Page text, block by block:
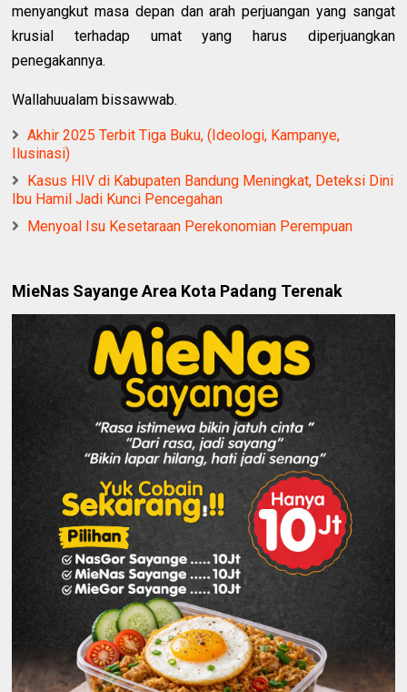
menyangkut masa depan dan arah perjuangan yang sangat
krusial terhadap umat yang harus diperjuangkan
penegakannya.
Wallahuualam bissawwab.
Akhir 2025 Terbit Tiga Buku, (Ideologi, Kampanye,
Ilusinasi)
Kasus HIV di Kabupaten Bandung Meningkat, Deteksi Dini
Ibu Hamil Jadi Kunci Pencegahan
Menyoal Isu Kesetaraan Perekonomian Perempuan
MieNas Sayange Area Kota Padang Terenak